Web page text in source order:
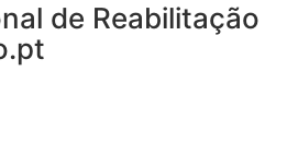
de Reabilitação